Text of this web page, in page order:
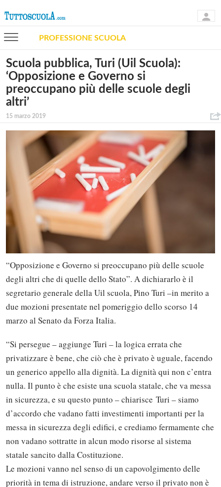
PROFESSIONE SCUOLA
Scuola pubblica, Turi (Uil Scuola):
‘Opposizione e Governo si
preoccupano più delle scuole degli
altri’
15 marzo 2019
“Opposizione e Governo si preoccupano più delle scuole
degli altri che di quelle dello Stato”. A dichiararlo è il
segretario generale della Uil scuola, Pino Turi –in merito a
due mozioni presentate nel pomeriggio dello scorso 14
marzo al Senato da Forza Italia.
“Si persegue – aggiunge Turi – la logica errata che
privatizzare è bene, che ciò che è privato è uguale, facendo
un generico appello alla dignità. La dignità qui non c’entra
nulla. Il punto è che esiste una scuola statale, che va messa
in sicurezza, e su questo punto – chiarisce Turi – siamo
d’accordo che vadano fatti investimenti importanti per la
messa in sicurezza degli edifici, e crediamo fermamente che
non vadano sottratte in alcun modo risorse al sistema
statale sancito dalla Costituzione.
Le mozioni vanno nel senso di un capovolgimento delle
priorità in tema di istruzione, andare verso il privato non è